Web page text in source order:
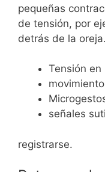
pequeñas
de tensión, por
detrás de la
Tensión
señales
registrarse.